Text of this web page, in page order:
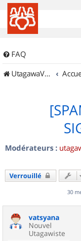
FAQ
UtagawaVTT (Randos VTT et VTTAE avec traces GPS)
Modérateurs :
Verrouillé
30
vatsyana
Nouvel
Utagawiste